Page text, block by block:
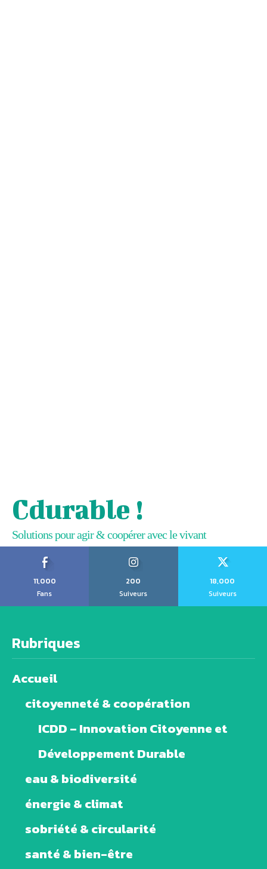
Cdurable !
Solutions pour agir & coopérer avec le vivant
11,000
Fans
200
Suiveurs
18,000
Suiveurs
Rubriques
Accueil
citoyenneté & coopération
ICDD – Innovation Citoyenne et
Développement Durable
eau & biodiversité
énergie & climat
sobriété & circularité
santé & bien-être